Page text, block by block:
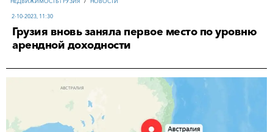
2-10-2023, 11:30
Грузия вновь заняла первое место по уровню
арендной доходности